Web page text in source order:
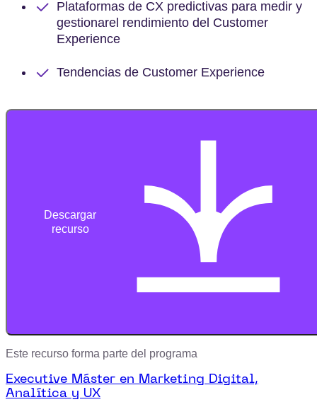
Plataformas de CX predictivas para medir y
gestionarel rendimiento del Customer
Experience
Tendencias de Customer Experience
Descargar
recurso
Este recurso forma parte del programa
Executive Máster en Marketing Digital,
Analítica y UX